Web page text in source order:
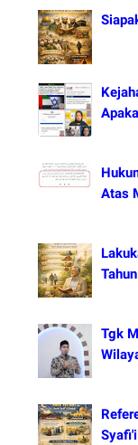
Atas
Tahun
Tgk